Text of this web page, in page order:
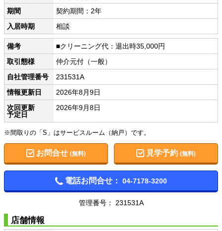
期間
契約期間：2年
入居時期
相談
備考
■クリーニング代：退出時35,000円
取引態様
仲介元付（一般）
自社管理番号
231531A
情報更新日
2026年8月9日
次回更新
予定日
2026年9月8日
※間取りの「S」はサービスルーム（納戸）です。
お問合せ (無料) 見学予約(無料)
電話お問合せ： 04-7178-3200
管理番号： 231531A
店舗情報